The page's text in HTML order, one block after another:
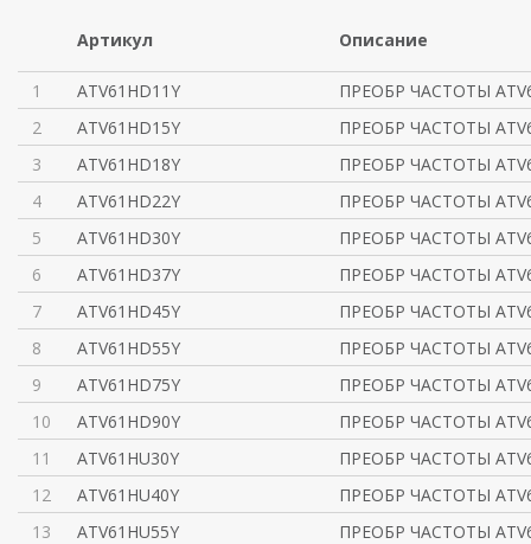
Артикул Описание
1 ATV61HD11Y
ПРЕОБР ЧАСТОТЫ
2
ATV61HD15Y
ПРЕОБР ЧАСТОТЫ
3
ATV61HD18Y
ПРЕОБР ЧАСТОТЫ
4
ATV61HD22Y
ПРЕОБР ЧАСТОТЫ
5
ATV61HD30Y
ПРЕОБР ЧАСТОТЫ
6
ATV61HD37Y
ПРЕОБР ЧАСТОТЫ
7
ATV61HD45Y
ПРЕОБР ЧАСТОТЫ
8
ATV61HD55Y
ПРЕОБР ЧАСТОТЫ
9
ATV61HD75Y
ПРЕОБР ЧАСТОТЫ
10
ATV61HD90Y
ПРЕОБР ЧАСТОТЫ
11
ATV61HU30Y
ПРЕОБР ЧАСТОТЫ
12
ATV61HU40Y
ПРЕОБР ЧАСТОТЫ
13
ATV61HU55Y
ПРЕОБР ЧАСТОТЫ